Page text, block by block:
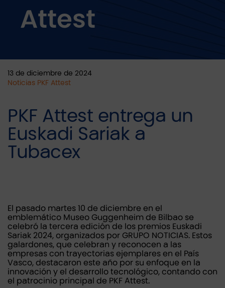
Attest
13 de diciembre de 2024
Noticias PKF Attest
PKF Attest entrega un
Euskadi Sariak a
Tubacex
El pasado martes 10 de diciembre en el
emblemático Museo Guggenheim de Bilbao se
celebró la tercera edición de los premios Euskadi
Sariak 2024, organizados por GRUPO NOTICIAS. Estos
galardones, que celebran y reconocen a las
empresas con trayectorias ejemplares en el País
Vasco, destacaron este año por su enfoque en la
innovación y el desarrollo tecnológico, contando con
el patrocinio principal de PKF Attest.